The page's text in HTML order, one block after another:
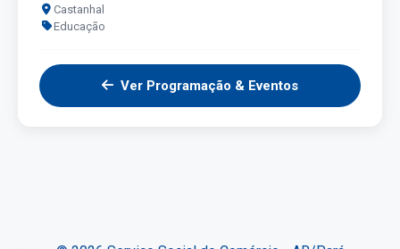
Castanhal
Educação
Ver Programação & Eventos